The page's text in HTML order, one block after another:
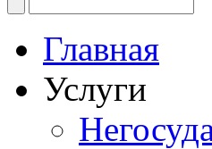
Главная
Услуги